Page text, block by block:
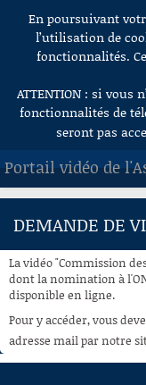
Aller au contenu
En poursuivant
l’utilisation de
fonctionnalités.
ATTENTION : si vous
fonctionnalités de
seront pas
Portail vidéo de
ACCUEIL
À LA DEMANDE
RECHERCHE
AIDE À LA DÉCOUPE
DE VIDÉOS
DEMANDE DE
La vidéo "Commission
dont la nomination à
disponible en ligne.
Pour y accéder, vous
adresse mail par notre